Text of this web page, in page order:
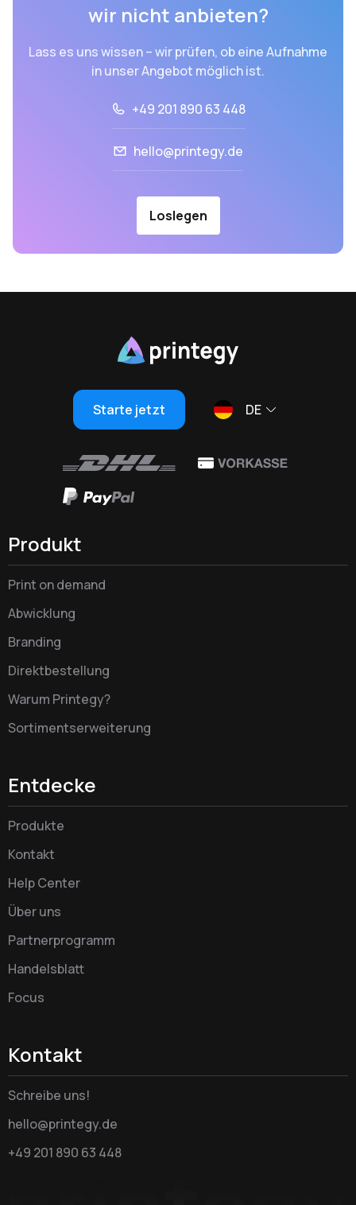
wir nicht anbieten?
Lass es uns wissen – wir prüfen, ob eine Aufnahme
in unser Angebot möglich ist.
+49 201 890 63 448
hello@printegy.de
Loslegen
Starte jetzt DE
Produkt
Print on demand
Abwicklung
Branding
Direktbestellung
Warum Printegy?
Sortimentserweiterung
Entdecke
Produkte
Kontakt
Help Center
Über uns
Partnerprogramm
Handelsblatt
Focus
Kontakt
Schreibe uns!
hello@printegy.de
+49 201 890 63 448